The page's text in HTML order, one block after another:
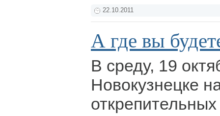
22.10.2011
А где вы
В среду, 19
Новокузнецке